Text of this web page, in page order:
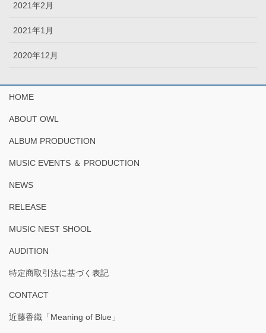
2021年2月
2021年1月
2020年12月
HOME
ABOUT OWL
ALBUM PRODUCTION
MUSIC EVENTS ＆ PRODUCTION
NEWS
RELEASE
MUSIC NEST SHOOL
AUDITION
特定商取引法に基づく表記
CONTACT
近藤香織「Meaning of Blue」